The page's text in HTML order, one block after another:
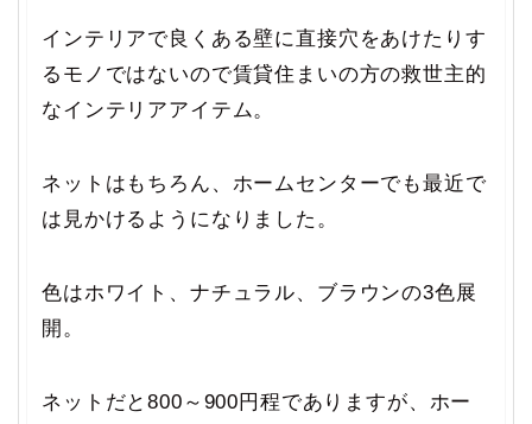
インテリアで良くある壁に直接穴をあけたりす
るモノではないので賃貸住まいの方の救世主的
なインテリアアイテム。
ネットはもちろん、ホームセンターでも最近で
は見かけるようになりました。
色はホワイト、ナチュラル、ブラウンの3色展
開。
ネットだと800～900円程でありますが、ホー